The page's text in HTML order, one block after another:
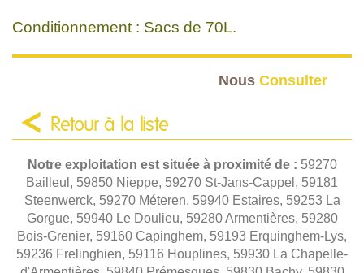
Conditionnement : Sacs de 70L.
Nous Consulter
Retour à la liste
Notre exploitation est située à proximité de : 59270
Bailleul, 59850 Nieppe, 59270 St-Jans-Cappel, 59181
Steenwerck, 59270 Méteren, 59940 Estaires, 59253 La
Gorgue, 59940 Le Doulieu, 59280 Armentières, 59280
Bois-Grenier, 59160 Capinghem, 59193 Erquinghem-Lys,
59236 Frelinghien, 59116 Houplines, 59930 La Chapelle-